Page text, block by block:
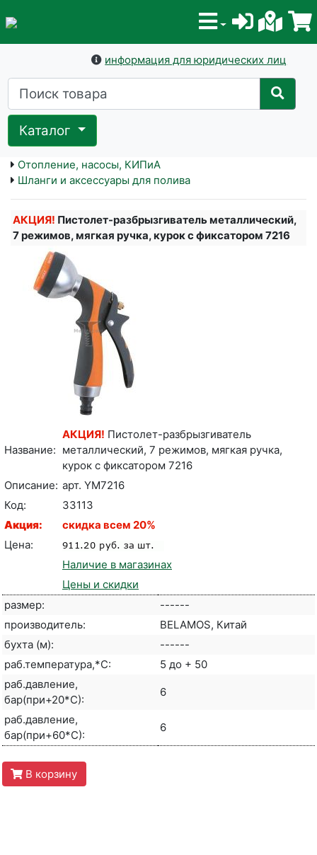
информация для юридических лиц
Каталог
Отопление, насосы, КИПиА
Шланги и аксессуары для полива
АКЦИЯ! Пистолет-разбрызгиватель металлический,
7 режимов, мягкая ручка, курок с фиксатором 7216
Название:
АКЦИЯ! Пистолет-разбрызгиватель
металлический, 7 режимов, мягкая ручка,
курок с фиксатором 7216
Описание: арт. YM7216
Код:
33113
Акция:
cкидка всем 20%
Цена:
Наличие в магазинах
Цены и скидки
размер:
------
производитель:
BELAMOS, Китай
бухта (м):
------
раб.температура,*С:
5 до + 50
раб.давление,
бар(при+20*С):
6
раб.давление,
бар(при+60*С):
6
В корзину